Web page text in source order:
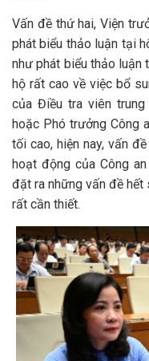
Vấn đề thứ hai, Viện
phát biểu thảo luận tại
như phát biểu thảo
hộ rất cao về việc bổ
của Điều tra viên
hoặc Phó trưởng Công
tối cao, hiện nay, vấn
hoạt động của Công
đặt ra những vấn đề
rất cần thiết.